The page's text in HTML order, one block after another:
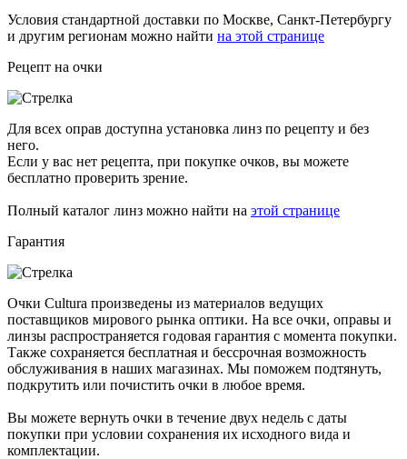
Условия стандартной доставки по Москве, Санкт-Петербургу
и другим регионам можно найти на этой странице
Рецепт на очки
Для всех оправ доступна установка линз по рецепту и без
него.
Если у вас нет рецепта, при покупке очков, вы можете
бесплатно проверить зрение.
Полный каталог линз можно найти на этой странице
Гарантия
Очки Cultura произведены из материалов ведущих
поставщиков мирового рынка оптики. На все очки, оправы и
линзы распространяется годовая гарантия с момента покупки.
Также сохраняется бесплатная и бессрочная возможность
обслуживания в наших магазинах. Мы поможем подтянуть,
подкрутить или почистить очки в любое время.
Вы можете вернуть очки в течение двух недель с даты
покупки при условии сохранения их исходного вида и
комплектации.